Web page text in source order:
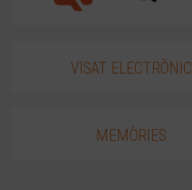
VISAT ELECTRÒNIC
MEMÒRIES